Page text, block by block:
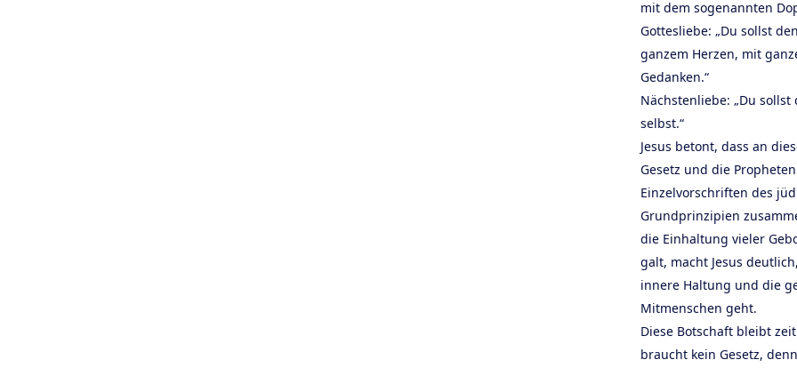
mit dem sogenannten
Gottesliebe: „Du sollst
ganzem Herzen, mit
Gedanken.“
Nächstenliebe: „Du
selbst.“
Jesus betont, dass an
Gesetz und die
Einzelvorschriften des
Grundprinzipien
die Einhaltung vieler
galt, macht Jesus
innere Haltung und die
Mitmenschen geht.
Diese Botschaft bleibt
braucht kein Gesetz,